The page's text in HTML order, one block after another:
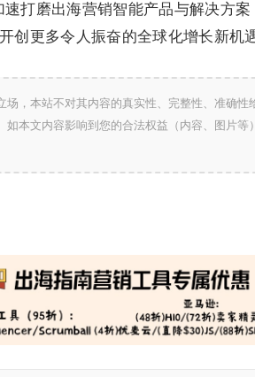
打磨出海营销智能产品与解决方
创更多令人振奋的全球化增长新机遇
场，本站不对其内容的真实性、完整性、准确
如本文内容影响到您的合法权益（内容、图片等